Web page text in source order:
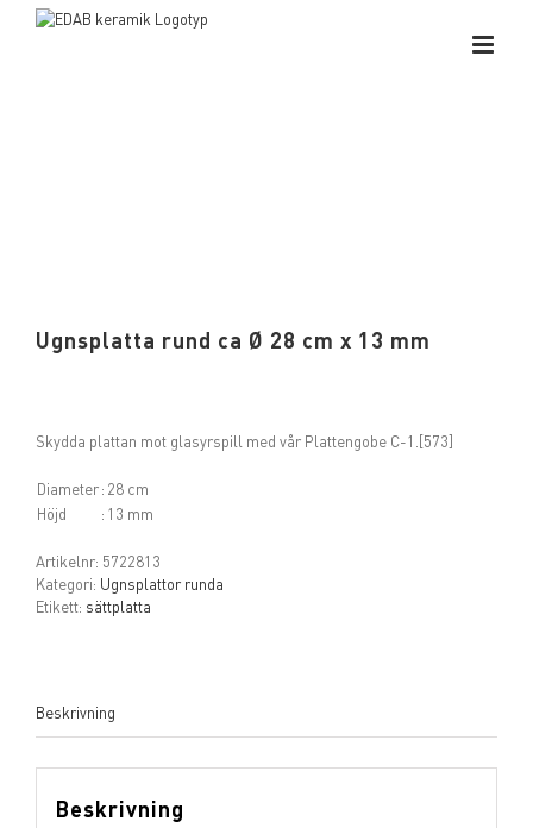
Fortsätt
Ugnsplatta rund ca Ø 28 cm x 13 mm
Skydda plattan mot glasyrspill med vår Plattengobe C-1.[573]
Diameter: 28 cm
Höjd
: 13 mm
Artikelnr: 5722813
Kategori: Ugnsplattor runda
Etikett: sättplatta
Beskrivning
Beskrivning